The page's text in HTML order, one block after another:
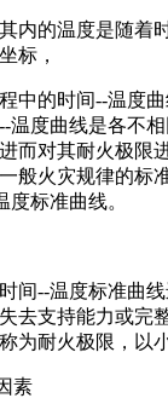
内的温度是随着
标，
中的时间--温度
温度曲线是各不
而对其耐火极限
般火灾规律的标
标准曲线。
间--温度标准曲
去支持能力或完
为耐火极限，以
素